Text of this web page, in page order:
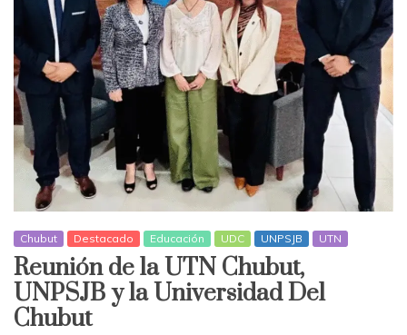
Chubut Destacado Educación UDC UNPSJB UTN
Reunión de la UTN Chubut,
UNPSJB y la Universidad Del
Chubut